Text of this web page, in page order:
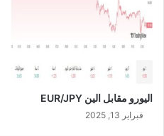
اليورو مقابل الين EUR/JPY
فبراير 13, 2025